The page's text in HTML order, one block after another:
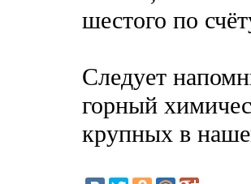
шестого по
Следует
горный
крупных в